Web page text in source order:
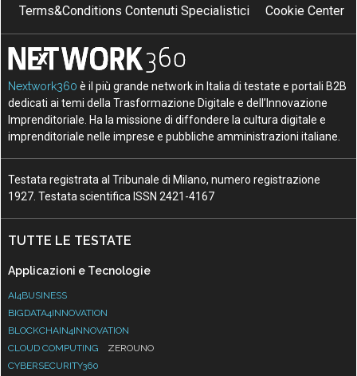
Terms&Conditions Contenuti Specialistici
Cookie Center
Nextwork360 è il più grande network in Italia di testate e portali B2B
dedicati ai temi della Trasformazione Digitale e dell’Innovazione
Imprenditoriale. Ha la missione di diffondere la cultura digitale e
imprenditoriale nelle imprese e pubbliche amministrazioni italiane.
Testata registrata al Tribunale di Milano, numero registrazione
1927. Testata scientifica ISSN 2421-4167
TUTTE LE TESTATE
Applicazioni e Tecnologie
AI4BUSINESS
BIGDATA4INNOVATION
BLOCKCHAIN4INNOVATION
CLOUD COMPUTING
ZEROUNO
CYBERSECURITY360